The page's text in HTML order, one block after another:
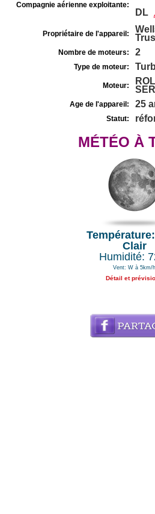
Compagnie aérienne exploitante:
DL
Propriétaire de l'appareil:
Nombre de moteurs: 2
Type de moteur:
Moteur:
Age de l'appareil: 25
Statut:
MÉTÉO À
Clair
Humidité:
Vent: W à 5km/h
Détail et